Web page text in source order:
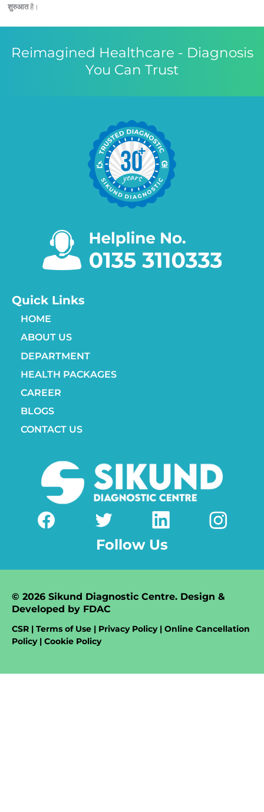
शुरुआतहै।
Reimagined Healthcare - Diagnosis
You Can Trust
Quick Links
HOME
ABOUT US
DEPARTMENT
HEALTH PACKAGES
CAREER
BLOGS
CONTACT US
Follow Us
© 2026 Sikund Diagnostic Centre. Design &
Developed by FDAC
CSR | Terms of Use | Privacy Policy | Online Cancellation
Policy | Cookie Policy